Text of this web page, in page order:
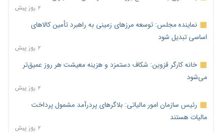
۲ روز پیش
نماینده مجلس: توسعه مرزهای زمینی به راهبرد تأمین کالاهای
اساسی تبدیل شود
۲ روز پیش
خانه کارگر قزوین: شکاف دستمزد و هزینه معیشت هر روز عمیق‌تر
می‌شود
۲ روز پیش
رئیس سازمان امور مالیاتی: بلاگرهای پردرآمد مشمول پرداخت
مالیات هستند
۲ روز پیش